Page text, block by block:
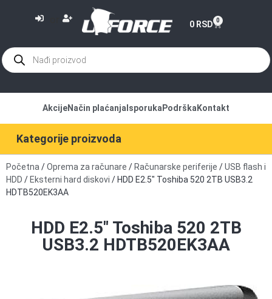
0 RSD 0
Kategorije proizvoda
AkcijeNačin plaćanja Isporuka Podrška Kontakt
Početna /Oprema za računare / Računarske periferije /USB flash i
HDD / Eksterni hard diskovi / HDD E2.5″ Toshiba 520 2TB USB3.2
HDTB520EK3AA
HDD E2.5″ Toshiba 520 2TB
USB3.2 HDTB520EK3AA